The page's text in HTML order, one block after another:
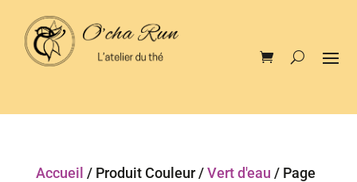
Accueil / Produit Couleur /Vert d'eau / Page